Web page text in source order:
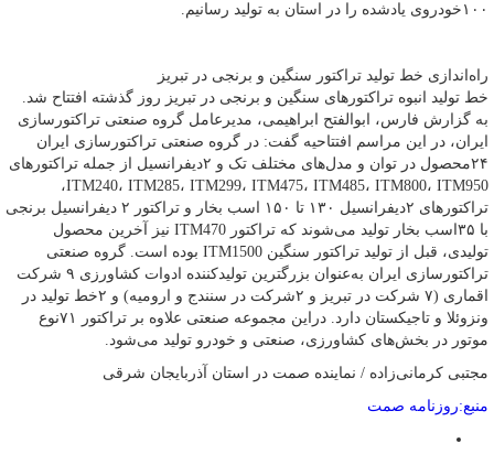
۱۰۰خودروی یادشده را در استان به تولید رسانیم.
راه‌اندازی خط تولید تراکتور سنگین و برنجی در تبریز
خط تولید انبوه تراکتورهای سنگین و برنجی در تبریز روز گذشته افتتاح شد.
به گزارش فارس، ابوالفتح ابراهیمی، مدیرعامل گروه صنعتی تراکتورسازی
ایران، در این مراسم افتتاحیه گفت: در گروه صنعتی تراکتورسازی ایران
۲۴محصول در توان و مدل‌های مختلف تک و ۲دیفرانسیل از جمله تراکتورهای
ITM240، ITM285، ITM299، ITM475، ITM485، ITM800، ITM950،
تراکتورهای ۲دیفرانسیل ۱۳۰ تا ۱۵۰ اسب بخار و تراکتور ۲ دیفرانسیل برنجی
با ۳۵اسب بخار تولید می‌شوند که تراکتور ITM470 نیز آخرین محصول
تولیدی، قبل از تولید تراکتور سنگین ITM1500 بوده است. گروه صنعتی
تراکتورسازی ایران به‌عنوان بزرگترین تولیدکننده ادوات کشاورزی ۹ شرکت
اقماری (۷ شرکت در تبریز و ۲شرکت در سنندج و ارومیه) و ۲خط تولید در
ونزوئلا و تاجیکستان دارد. دراین مجموعه صنعتی علاوه بر تراکتور ۷۱نوع
موتور در بخش‌های کشاورزی، صنعتی و خودرو تولید می‌شود.
مجتبی کرمانی‌زاده / نماینده صمت در استان آذربایجان شرقی
منبع:روزنامه صمت